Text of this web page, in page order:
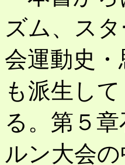
ズム、ス
会運動史
も派生し
る。第５
ルン大会